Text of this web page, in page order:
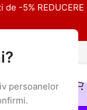
persoanelor
-5% REDUCERE